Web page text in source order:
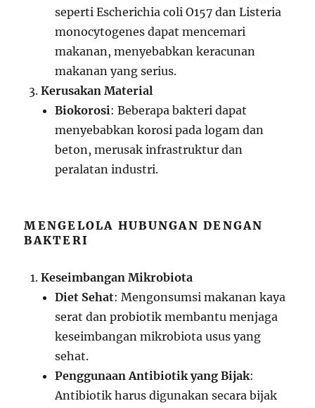
seperti Escherichia coli O157 dan Listeria
monocytogenes dapat mencemari
makanan, menyebabkan keracunan
makanan yang serius.
Kerusakan Material
Biokorosi: Beberapa bakteri dapat
menyebabkan korosi pada logam dan
beton, merusak infrastruktur dan
peralatan industri.
MENGELOLA HUBUNGAN DENGAN
BAKTERI
Keseimbangan Mikrobiota
Diet Sehat: Mengonsumsi makanan kaya
serat dan probiotik membantu menjaga
keseimbangan mikrobiota usus yang
sehat.
Penggunaan Antibiotik yang Bijak:
Antibiotik harus digunakan secara bijak